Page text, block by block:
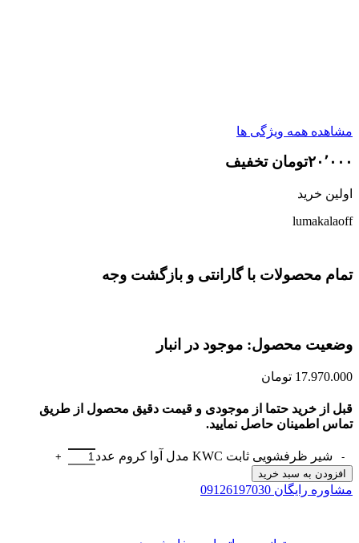
مشاهده همه ویژگی ها
۲۰٬۰۰۰تومان تخفیف
اولین خرید
lumakalaoff
تمام محصولات با گارانتی و بازگشت وجه
وضعیت محصول: موجود در انبار
17.970.000 تومان
قبل از خرید حتما از موجودی و قیمت دقیق محصول از طریق
تماس اطمینان حاصل نمایید.
شیر ظرفشویی ثابت KWC مدل آوا کروم عدد
افزودن به سبد خرید
مشاوره رایگان 09126197030